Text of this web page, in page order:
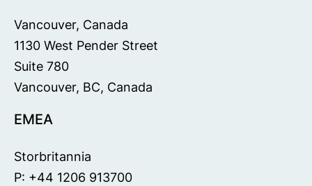
Vancouver, Canada
1130 West Pender Street
Suite 780
Vancouver, BC, Canada
EMEA
Storbritannia
P: +44 1206 913700